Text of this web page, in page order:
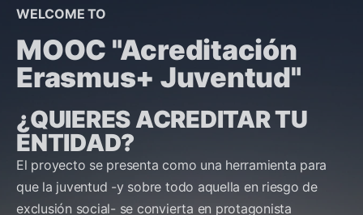
WELCOME TO
MOOC "Acreditación
Erasmus+ Juventud"
¿QUIERES ACREDITAR TU
ENTIDAD?
El proyecto se presenta como una herramienta para
que la juventud -y sobre todo aquella en riesgo de
exclusión social- se convierta en protagonista